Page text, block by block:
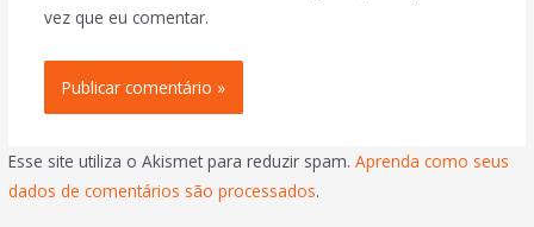
vez que eu comentar.
Esse site utiliza o Akismet para reduzir spam.Aprenda como seus
dados de comentários são processados.